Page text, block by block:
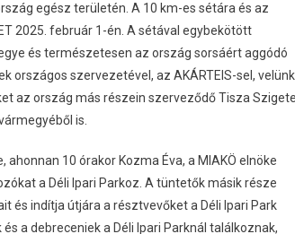
egész területén. A 10 km-es sétára és az
2025. február 1-én. A sétával egybekötött
és természetesen az ország sorsáért aggódó
országos szervezetével, az AKÁRTEIS-sel, velünk
az ország más részein szerveződő Tisza
is.
ahonnan 10 órakor Kozma Éva, a MIAKÖ elnöke
a Déli Ipari Parkoz. A tüntetők másik része
és indítja útjára a résztvevőket a Déli Ipari Park
a debreceniek a Déli Ipari Parknál találkoznak,